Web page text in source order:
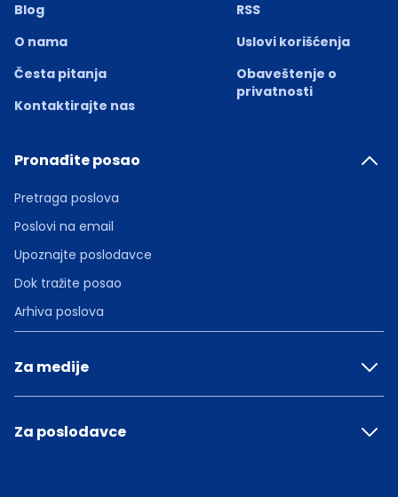
Blog
O nama
Česta pitanja
Kontaktirajte nas
RSS
Uslovi korišćenja
Obaveštenje o
privatnosti
Pronađite posao
Pretraga poslova
Poslovi na email
Upoznajte poslodavce
Dok tražite posao
Arhiva poslova
Za medije
Za poslodavce